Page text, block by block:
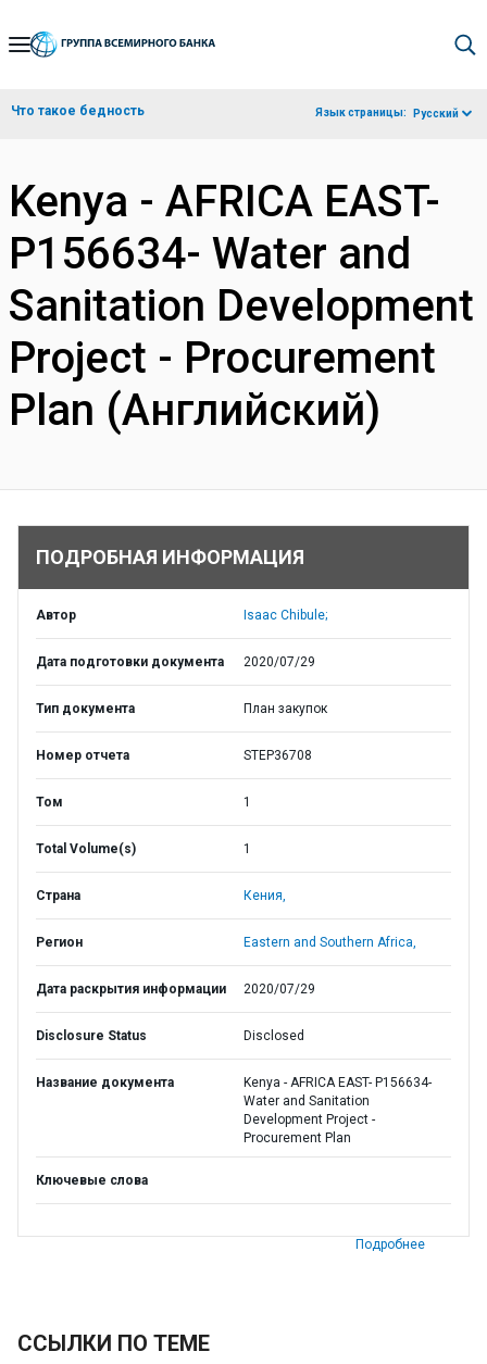
Skip
Navigation
Что такое бедность Язык страницы: Русский
Kenya - AFRICA EAST-
P156634- Water and
Sanitation Development
Project - Procurement
Plan (Английский)
ПОДРОБНАЯ ИНФОРМАЦИЯ
Автор Isaac Chibule;
Дата подготовки документа 2020/07/29
Тип документа План закупок
Номер отчета STEP36708
Том 1
Total Volume(s) 1
Страна Кения,
Регион Eastern and Southern Africa,
Дата раскрытия информации 2020/07/29
Disclosure Status Disclosed
Название документа
Kenya - AFRICA EAST- P156634-
Water and Sanitation
Development Project -
Procurement Plan
Ключевые слова
Подробнее
ССЫЛКИ ПО ТЕМЕ